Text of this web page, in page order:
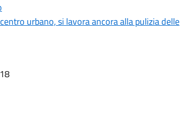
urbano, si lavora ancora alla pulizia delle